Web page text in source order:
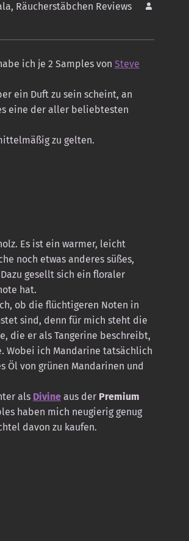
, Räucherstäbchen Reviews
ich je 2 Samples von Steve
ein Duft zu sein scheint, an
eine der aller beliebtesten
zu gelten.
Es ist ein warmer, leicht
noch etwas anderes süßes,
gesellt sich ein floraler
hat.
ob die flüchtigeren Noten in
sind, denn für mich steht die
die er als Tangerine beschreibt,
Wobei ich Mandarine tatsächlich
Öl von grünen Mandarinen und
als Divineaus der Premium
haben mich neugierig genug
davon zu kaufen.